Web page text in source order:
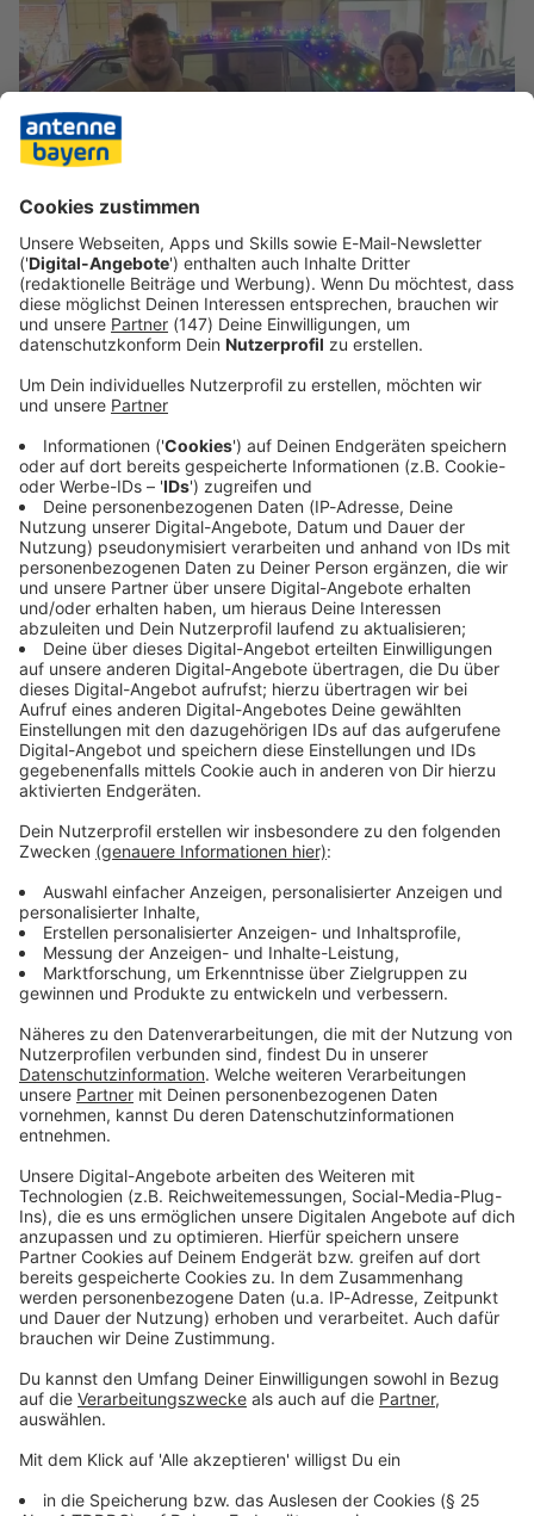
Foto: Korbinian und Bruno
Immer auf dem Laufenden
Verpass' nichts mehr - mit unserem kostenlosen
Lifestyle oder unsere neuesten Aktionen - wir
informieren dich.
Zum Newsletter anmelden
Du möchtest uns etwas sagen?
Studio Hotline
Kontaktformular